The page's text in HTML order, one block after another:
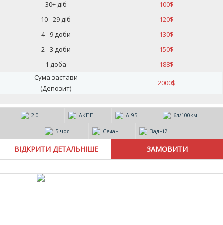
30+ діб 100$
10 - 29 діб
120$
4 - 9 доби
130$
2 - 3 доби
150$
1 доба
188$
Сума застави
(Депозит)
2000$
2.0 АКПП А-95 6л/100км
5 чол Седан Задній
ВІДКРИТИ ДЕТАЛЬНІШЕ